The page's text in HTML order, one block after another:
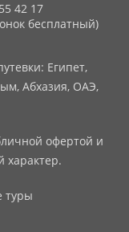
42 17
бесплатный)
Египет,
Абхазия, ОАЭ,
офертой и
характер.
туры